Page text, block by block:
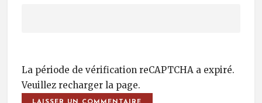
La période de vérification reCAPTCHA a expiré.
Veuillez recharger la page.